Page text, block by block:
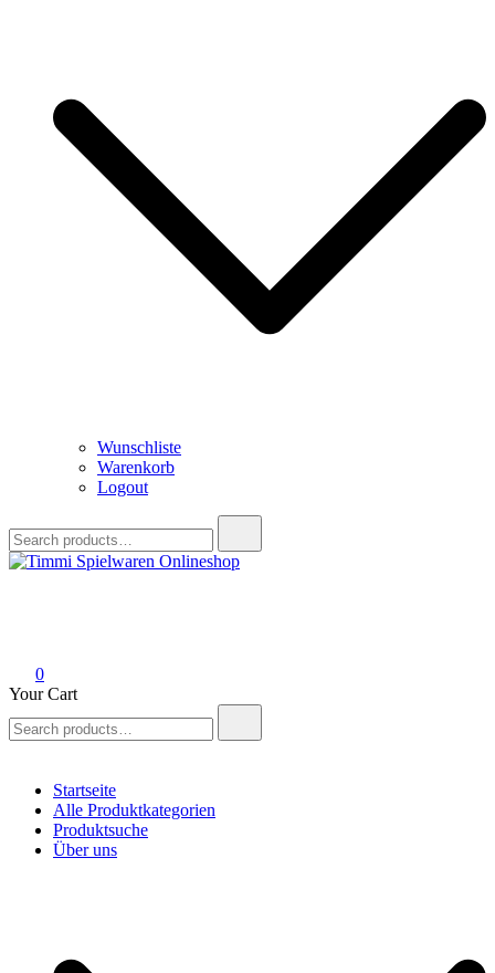
Wunschliste
Warenkorb
Logout
for:
0
Your Cart
for:
Startseite
Alle Produktkategorien
Produktsuche
Über uns